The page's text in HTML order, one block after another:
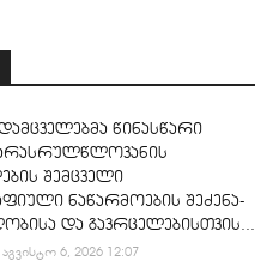
წინასწარი
შემცველი
ნაწარმოების შეძენა-
და გავრცელებისთვის...
აგვისტო 6, 2026 12:07